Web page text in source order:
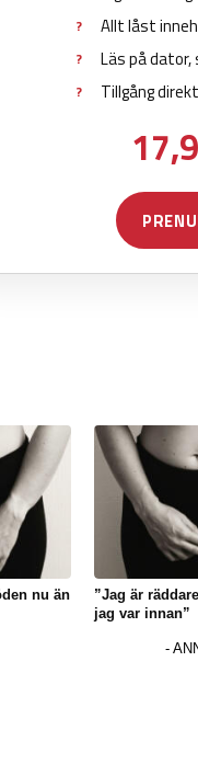
nu än
”Jag är
jag var innan”